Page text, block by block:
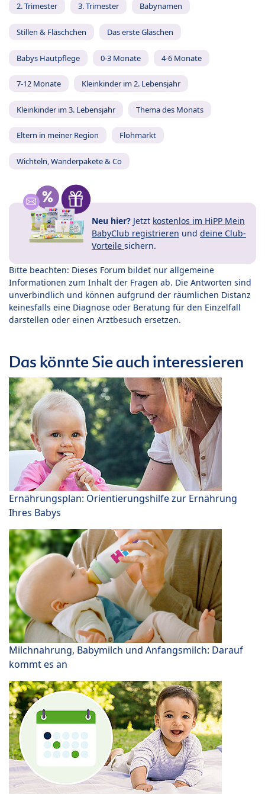
2. Trimester 3. Trimester Babynamen
Stillen & Fläschchen Das erste Gläschen
Babys Hautpflege 0-3 Monate 4-6 Monate
7-12 Monate Kleinkinder im 2. Lebensjahr
Kleinkinder im 3. Lebensjahr Thema des Monats
Eltern in meiner Region Flohmarkt
Wichteln, Wanderpakete & Co
Neu hier? Jetzt kostenlos im HiPP Mein
BabyClub registrieren und deine Club-
Vorteile sichern.
Bitte beachten: Dieses Forum bildet nur allgemeine
Informationen zum Inhalt der Fragen ab. Die Antworten sind
unverbindlich und können aufgrund der räumlichen Distanz
keinesfalls eine Diagnose oder Beratung für den Einzelfall
darstellen oder einen Arztbesuch ersetzen.
Das könnte Sie auch interessieren
Ernährungsplan: Orientierungshilfe zur Ernährung
Ihres Babys
Milchnahrung, Babymilch und Anfangsmilch: Darauf
kommt es an